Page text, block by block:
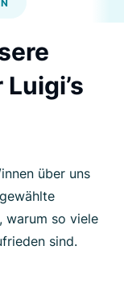
über uns
warum so viele
sind.